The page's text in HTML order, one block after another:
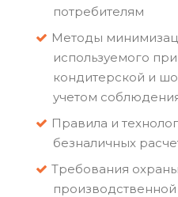
потребителям
Методы
используемого
кондитерской и
учетом
Правила и
безналичных
Требования